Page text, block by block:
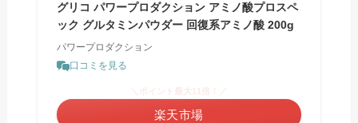
グリコ パワープロダクション アミノ酸プロスペ
ック グルタミンパウダー 回復系アミノ酸 200g
パワープロダクション
口コミを見る
楽天市場